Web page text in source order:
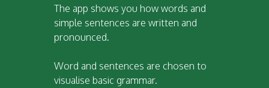
The app shows you how words and
simple sentences are written and
pronounced.
Word and sentences are chosen to
visualise basic grammar.